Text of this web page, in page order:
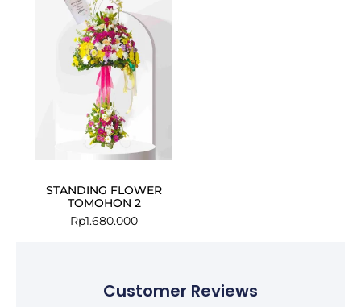
STANDING FLOWER
TOMOHON 2
Rp1.680.000
Customer Reviews